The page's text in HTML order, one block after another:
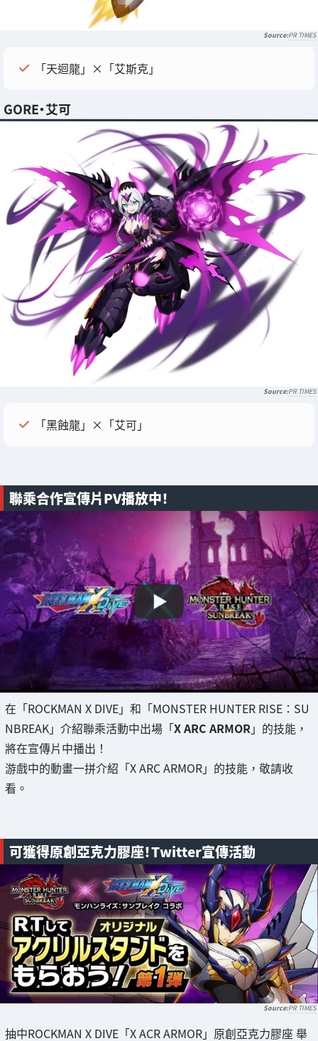
PR TIMES
「天迴龍」×「艾斯克」
GORE・艾可
PR TIMES
「黑蝕龍」×「艾可」
聯乘合作宣傳片PV播放中！
在「ROCKMAN X DIVE」和「MONSTER HUNTER RISE：SU
NBREAK」介紹聯乘活動中出場「X ARC ARMOR」的技能，
將在宣傳片中播出！
游戲中的動畫一拼介紹「X ARC ARMOR」的技能，敬請收
看。
可獲得原創亞克力膠座！Twitter宣傳活動
PR TIMES
抽中ROCKMAN X DIVE「X ACR ARMOR」原創亞克力膠座 舉